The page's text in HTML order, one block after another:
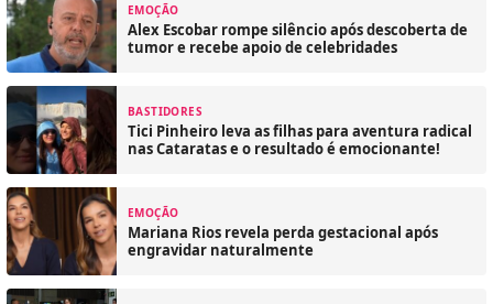
EMOÇÃO
Alex Escobar rompe silêncio após descoberta de
tumor e recebe apoio de celebridades
BASTIDORES
Tici Pinheiro leva as filhas para aventura radical
nas Cataratas e o resultado é emocionante!
EMOÇÃO
Mariana Rios revela perda gestacional após
engravidar naturalmente